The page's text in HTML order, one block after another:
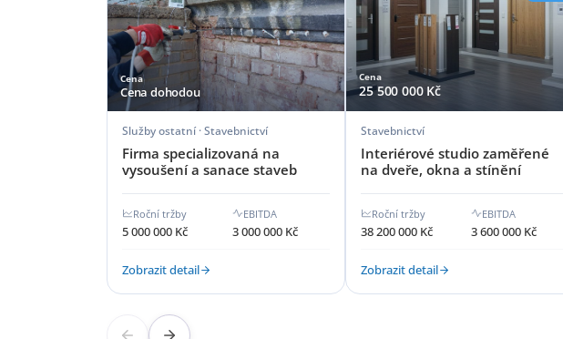
Cena
Cena dohodou
Služby ostatní · Stavebnictví
Firma specializovaná na
vysoušení a sanace staveb
Roční tržby
5 000 000 Kč
EBITDA
3 000 000 Kč
Zobrazit detail
Cena
25 500 000 Kč
Stavebnictví
Interiérové studio zaměřené
na dveře, okna a stínění
Roční tržby
38 200 000 Kč
EBITDA
3 600 000 Kč
Zobrazit detail